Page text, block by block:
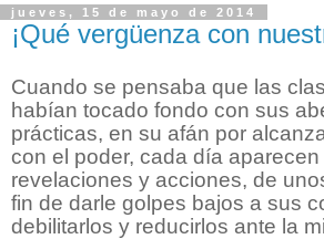
jueves, 15 de mayo de 2014
¡Qué vergüenza con
Cuando se pensaba que las
habían tocado fondo con sus
prácticas, en su afán por
con el poder, cada día
revelaciones y acciones, de
fin de darle golpes bajos a sus
debilitarlos y reducirlos ante la